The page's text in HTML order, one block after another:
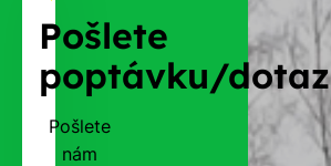
Pošlete
poptávku/dotaz
Pošlete
nám